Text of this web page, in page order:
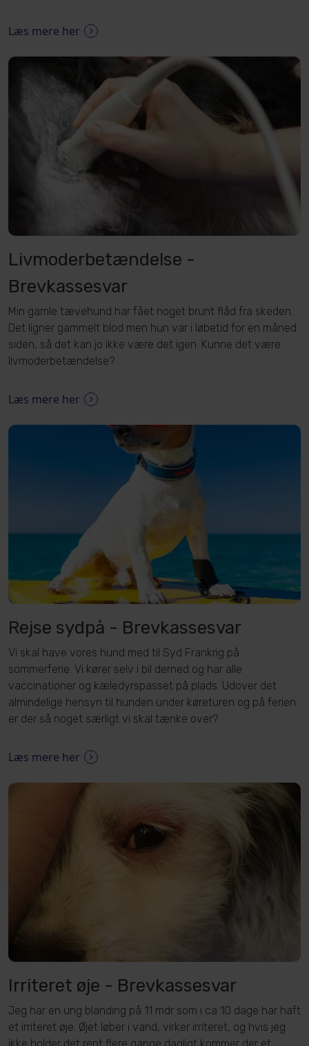
Læs mere her
Livmoderbetændelse -
Brevkassesvar
Min gamle tævehund har fået noget brunt flåd fra skeden.
Det ligner gammelt blod men hun var i løbetid for en måned
siden, så det kan jo ikke være det igen. Kunne det være
livmoderbetændelse?
Læs mere her
Rejse sydpå - Brevkassesvar
Vi skal have vores hund med til Syd Frankrig på
sommerferie. Vi kører selv i bil derned og har alle
vaccinationer og kæledyrspasset på plads. Udover det
almindelige hensyn til hunden under køreturen og på ferien
er der så noget særligt vi skal tænke over?
Læs mere her
Irriteret øje - Brevkassesvar
Jeg har en ung blanding på 11 mdr som i ca 10 dage har haft
et irriteret øje. Øjet løber i vand, virker irriteret, og hvis jeg